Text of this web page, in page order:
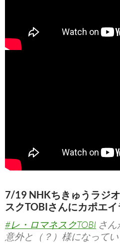
7/19 NHKちきゅうラジ
スクTOBIさんにカポエ
#レ・ロマネスクTOBI さ
意外と（？）様になってい